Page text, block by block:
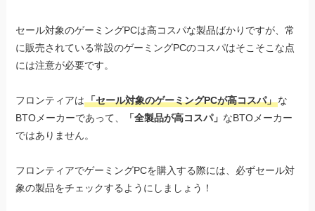
セール対象のゲーミングPCは高コスパな製品ばかりですが、常
に販売されている常設のゲーミングPCのコスパはそこそこな点
には注意が必要です。
フロンティアは「セール対象のゲーミングPCが高コスパ」な
BTOメーカーであって、
「全製品が高コスパ」 なBTOメーカー
ではありません。
フロンティアでゲーミングPCを購入する際には、必ずセール対
象の製品をチェックするようにしましょう！